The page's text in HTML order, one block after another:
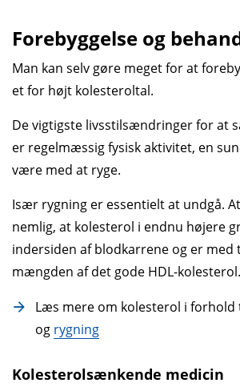
Forebyggelse og
Man kan selv gøre meget for at
et for højt kolesteroltal.
De vigtigste livsstilsændringer for at
er regelmæssig fysisk aktivitet, en
være med at ryge.
Især rygning er essentielt at undgå.
nemlig, at kolesterol i endnu højere
indersiden af blodkarrene og er med
mængden af det gode HDL-kolesterol.
Læs mere om kolesterol i forhold
og rygning
Kolesterolsænkende medicin